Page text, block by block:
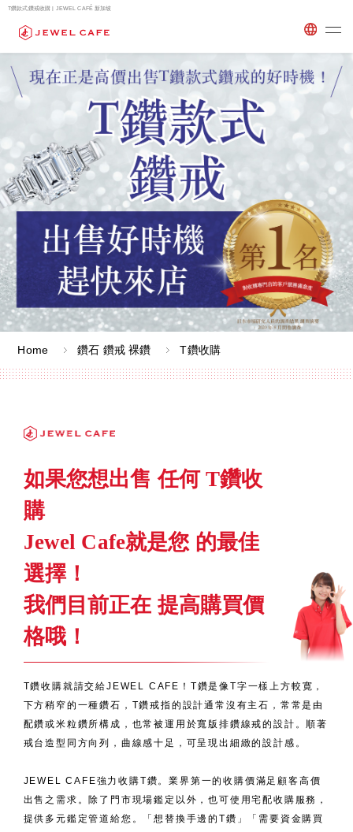
T鑽款式鑽戒收購 | JEWEL CAFÉ 新加坡
Home 鑽石 鑽戒 裸鑽 T鑽收購
如果您想出售 任何 T鑽收
購
Jewel Cafe就是您 的最佳
選擇！
我們目前正在 提高購買價
格哦！
T鑽收購就請交給JEWEL CAFE！T鑽是像T字一樣上方較寛，
下方稍窄的一種鑽石，T鑽戒指的設計通常沒有主石，常常是由
配鑽或米粒鑽所構成，也常被運用於寬版排鑽線戒的設計。順著
戒台造型同方向列，曲線感十足，可呈現出細緻的設計感。
JEWEL CAFE強力收購T鑽。業界第一的收購價滿足顧客高價
出售之需求。除了門市現場鑑定以外，也可使用宅配收購服務，
提供多元鑑定管道給您。「想替換手邊的T鑽」「需要資金購買